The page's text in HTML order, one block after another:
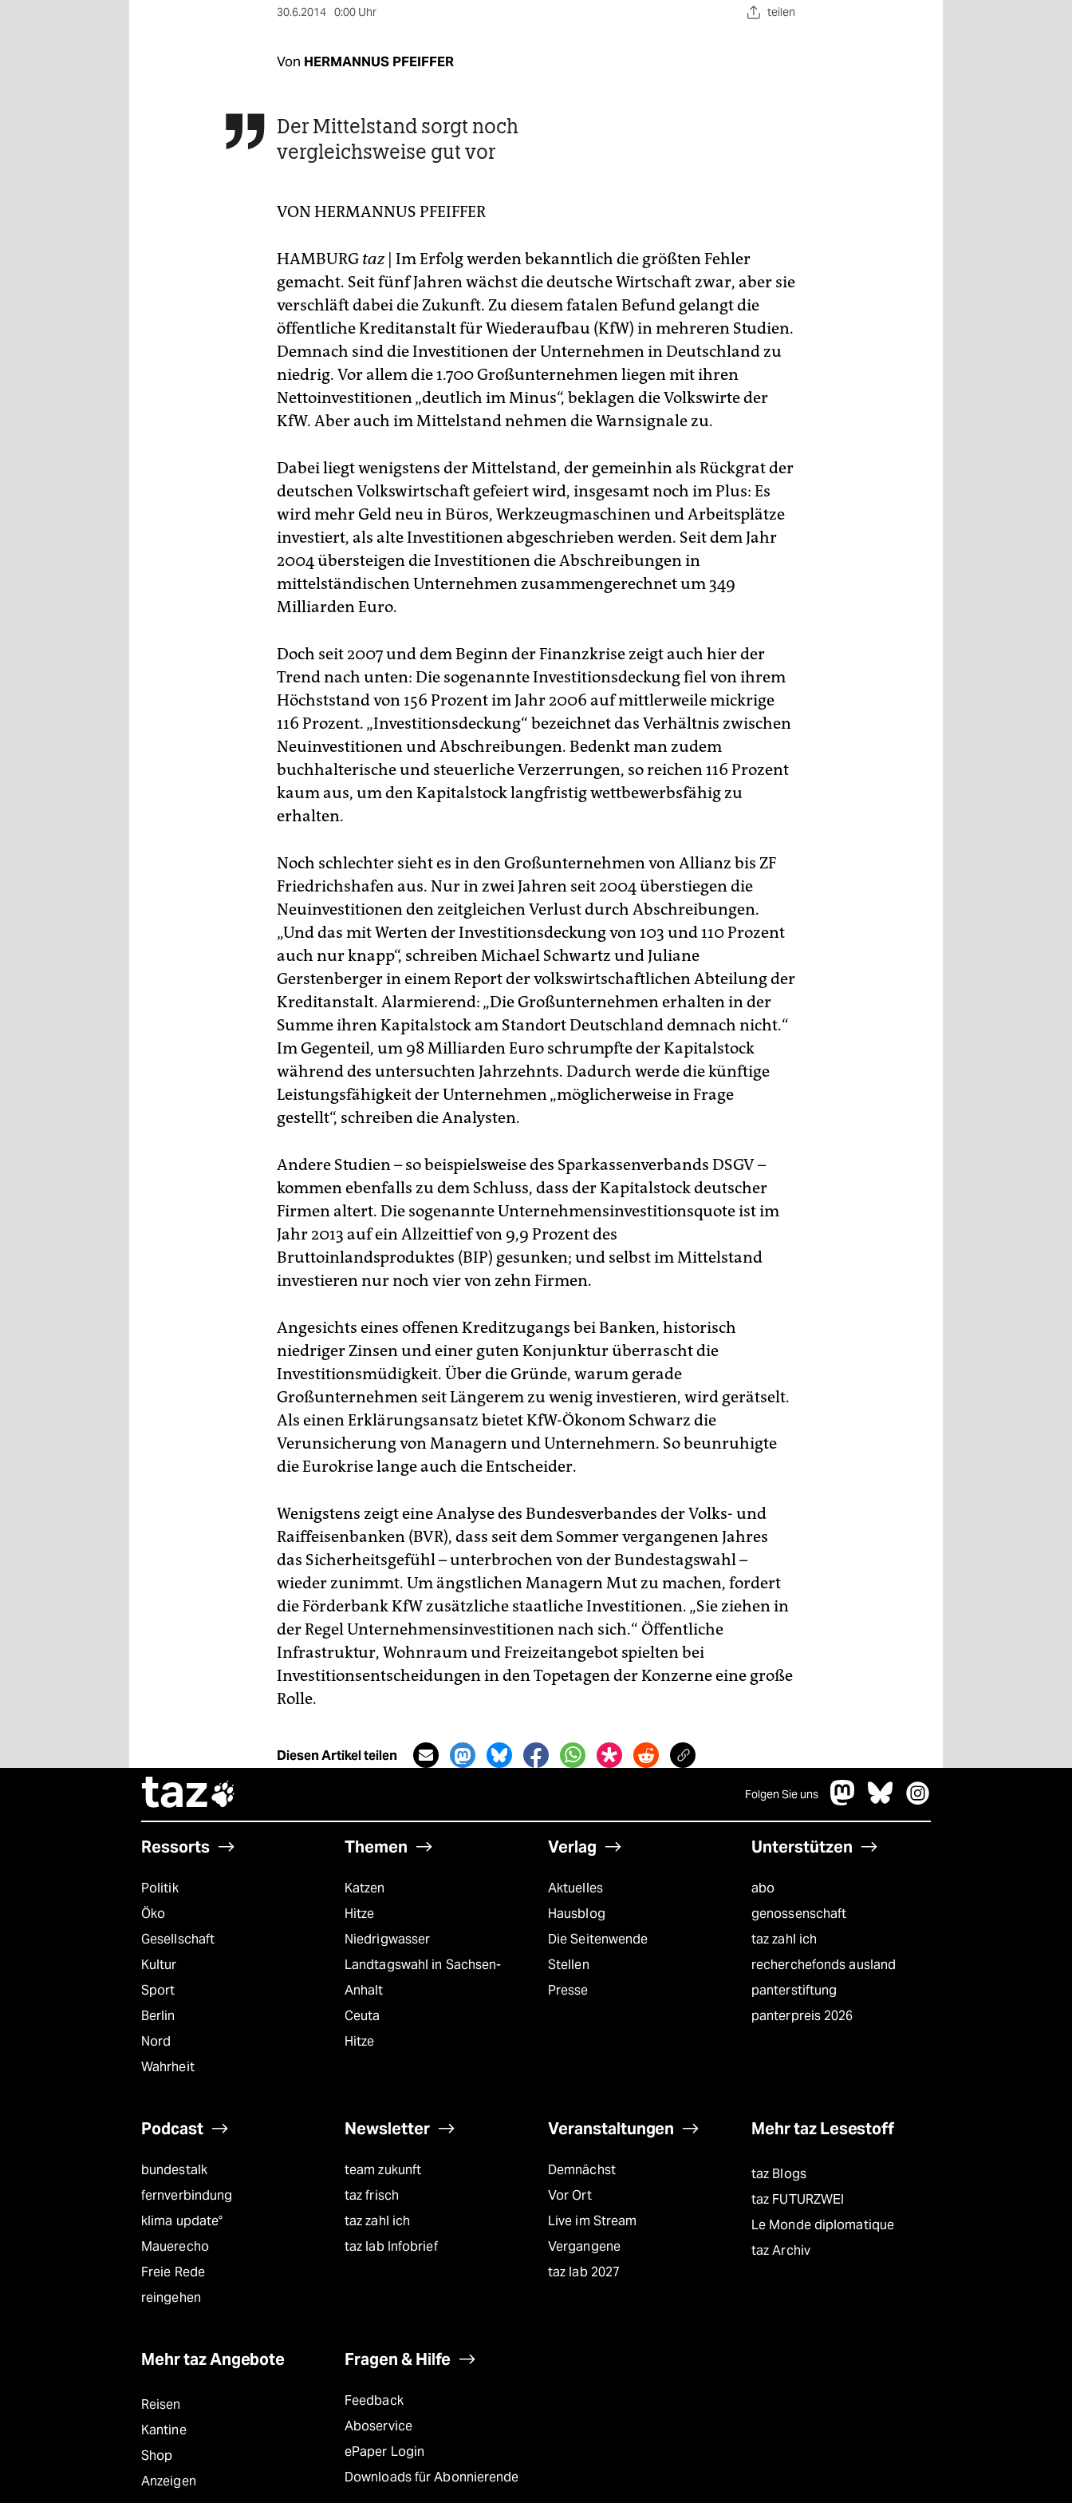
30.6.2014 0:00 Uhr teilen
Von HERMANNUS PFEIFFER
 Der Mittelstand sorgt noch
vergleichsweise gut vor
VON HERMANNUS PFEIFFER
HAMBURG taz | Im Erfolg werden bekanntlich die größten Fehler
gemacht. Seit fünf Jahren wächst die deutsche Wirtschaft zwar, aber sie
verschläft dabei die Zukunft. Zu diesem fatalen Befund gelangt die
öffentliche Kreditanstalt für Wiederaufbau (KfW) in mehreren Studien.
Demnach sind die Investitionen der Unternehmen in Deutschland zu
niedrig. Vor allem die 1.700 Großunternehmen liegen mit ihren
Nettoinvestitionen „deutlich im Minus“, beklagen die Volkswirte der
KfW. Aber auch im Mittelstand nehmen die Warnsignale zu.
Dabei liegt wenigstens der Mittelstand, der gemeinhin als Rückgrat der
deutschen Volkswirtschaft gefeiert wird, insgesamt noch im Plus: Es
wird mehr Geld neu in Büros, Werkzeugmaschinen und Arbeitsplätze
investiert, als alte Investitionen abgeschrieben werden. Seit dem Jahr
2004 übersteigen die Investitionen die Abschreibungen in
mittelständischen Unternehmen zusammengerechnet um 349
Milliarden Euro.
Doch seit 2007 und dem Beginn der Finanzkrise zeigt auch hier der
Trend nach unten: Die sogenannte Investitionsdeckung fiel von ihrem
Höchststand von 156 Prozent im Jahr 2006 auf mittlerweile mickrige
116 Prozent. „Investitionsdeckung“ bezeichnet das Verhältnis zwischen
Neuinvestitionen und Abschreibungen. Bedenkt man zudem
buchhalterische und steuerliche Verzerrungen, so reichen 116 Prozent
kaum aus, um den Kapitalstock langfristig wettbewerbsfähig zu
erhalten.
Noch schlechter sieht es in den Großunternehmen von Allianz bis ZF
Friedrichshafen aus. Nur in zwei Jahren seit 2004 überstiegen die
Neuinvestitionen den zeitgleichen Verlust durch Abschreibungen.
„Und das mit Werten der Investitionsdeckung von 103 und 110 Prozent
auch nur knapp“, schreiben Michael Schwartz und Juliane
Gerstenberger in einem Report der volkswirtschaftlichen Abteilung der
Kreditanstalt. Alarmierend: „Die Großunternehmen erhalten in der
Summe ihren Kapitalstock am Standort Deutschland demnach nicht.“
Im Gegenteil, um 98 Milliarden Euro schrumpfte der Kapitalstock
während des untersuchten Jahrzehnts. Dadurch werde die künftige
Leistungsfähigkeit der Unternehmen „möglicherweise in Frage
gestellt“, schreiben die Analysten.
Andere Studien – so beispielsweise des Sparkassenverbands DSGV –
kommen ebenfalls zu dem Schluss, dass der Kapitalstock deutscher
Firmen altert. Die sogenannte Unternehmensinvestitionsquote ist im
Jahr 2013 auf ein Allzeittief von 9,9 Prozent des
Bruttoinlandsproduktes (BIP) gesunken; und selbst im Mittelstand
investieren nur noch vier von zehn Firmen.
Angesichts eines offenen Kreditzugangs bei Banken, historisch
niedriger Zinsen und einer guten Konjunktur überrascht die
Investitionsmüdigkeit. Über die Gründe, warum gerade
Großunternehmen seit Längerem zu wenig investieren, wird gerätselt.
Als einen Erklärungsansatz bietet KfW-Ökonom Schwarz die
Verunsicherung von Managern und Unternehmern. So beunruhigte
die Eurokrise lange auch die Entscheider.
Wenigstens zeigt eine Analyse des Bundesverbandes der Volks- und
Raiffeisenbanken (BVR), dass seit dem Sommer vergangenen Jahres
das Sicherheitsgefühl – unterbrochen von der Bundestagswahl –
wieder zunimmt. Um ängstlichen Managern Mut zu machen, fordert
die Förderbank KfW zusätzliche staatliche Investitionen. „Sie ziehen in
der Regel Unternehmensinvestitionen nach sich.“ Öffentliche
Infrastruktur, Wohnraum und Freizeitangebot spielten bei
Investitionsentscheidungen in den Topetagen der Konzerne eine große
Rolle.
Diesen Artikel teilen
taz Folgen Sie uns
Ressorts
Politik
Öko
Gesellschaft
Kultur
Sport
Berlin
Nord
Wahrheit
Themen
Katzen
Hitze
Niedrigwasser
Landtagswahl in Sachsen-
Anhalt
Ceuta
Hitze
Verlag
Aktuelles
Hausblog
Die Seitenwende
Stellen
Presse
Unterstützen
abo
genossenschaft
taz zahl ich
recherchefonds ausland
panterstiftung
panterpreis 2026
Podcast
bundestalk
fernverbindung
klima update°
Mauerecho
Freie Rede
reingehen
Newsletter
team zukunft
taz frisch
taz zahl ich
taz lab Infobrief
Veranstaltungen
Demnächst
Vor Ort
Live im Stream
Vergangene
taz lab 2027
Mehr taz Lesestoff
taz Blogs
taz FUTURZWEI
Le Monde diplomatique
taz Archiv
Mehr taz Angebote
Reisen
Kantine
Shop
Anzeigen
Fragen & Hilfe
Feedback
Aboservice
ePaper Login
Downloads für Abonnierende